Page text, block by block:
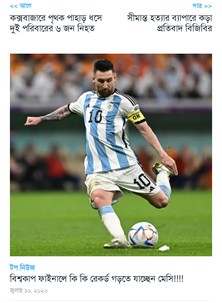
<< আগে
কক্সবাজারে পৃথক পাহাড় ধসে
দুই পরিবারের ৬ জন নিহত
পরে >>
সীমান্ত হত্যার ব্যাপারে কড়া
প্রতিবাদ বিজিবির
টপ নিউজ
বিশ্বকাপ ফাইনালে কি কি রেকর্ড গড়তে যাচ্ছেন মেসি!!!!
জুলাই ১৬, ২০২৬